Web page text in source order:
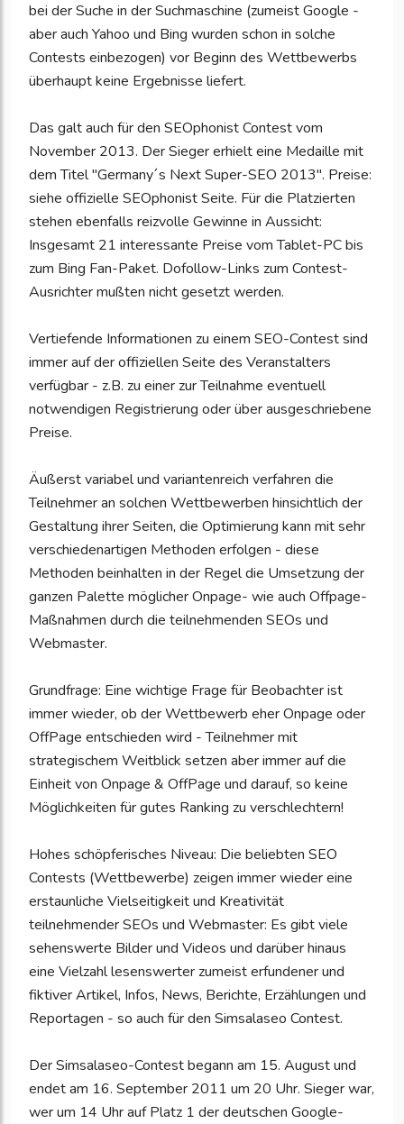
bei der Suche in der Suchmaschine (zumeist Google -
aber auch Yahoo und Bing wurden schon in solche
Contests einbezogen) vor Beginn des Wettbewerbs
überhaupt keine Ergebnisse liefert.
Das galt auch für den SEOphonist Contest vom
November 2013. Der Sieger erhielt eine Medaille mit
dem Titel "Germany´s Next Super-SEO 2013". Preise:
siehe offizielle SEOphonist Seite. Für die Platzierten
stehen ebenfalls reizvolle Gewinne in Aussicht:
Insgesamt 21 interessante Preise vom Tablet-PC bis
zum Bing Fan-Paket. Dofollow-Links zum Contest-
Ausrichter mußten nicht gesetzt werden.
Vertiefende Informationen zu einem SEO-Contest sind
immer auf der offiziellen Seite des Veranstalters
verfügbar - z.B. zu einer zur Teilnahme eventuell
notwendigen Registrierung oder über ausgeschriebene
Preise.
Äußerst variabel und variantenreich verfahren die
Teilnehmer an solchen Wettbewerben hinsichtlich der
Gestaltung ihrer Seiten, die Optimierung kann mit sehr
verschiedenartigen Methoden erfolgen - diese
Methoden beinhalten in der Regel die Umsetzung der
ganzen Palette möglicher Onpage- wie auch Offpage-
Maßnahmen durch die teilnehmenden SEOs und
Webmaster.
Grundfrage: Eine wichtige Frage für Beobachter ist
immer wieder, ob der Wettbewerb eher Onpage oder
OffPage entschieden wird - Teilnehmer mit
strategischem Weitblick setzen aber immer auf die
Einheit von Onpage & OffPage und darauf, so keine
Möglichkeiten für gutes Ranking zu verschlechtern!
Hohes schöpferisches Niveau: Die beliebten SEO
Contests (Wettbewerbe) zeigen immer wieder eine
erstaunliche Vielseitigkeit und Kreativität
teilnehmender SEOs und Webmaster: Es gibt viele
sehenswerte Bilder und Videos und darüber hinaus
eine Vielzahl lesenswerter zumeist erfundener und
fiktiver Artikel, Infos, News, Berichte, Erzählungen und
Reportagen - so auch für den Simsalaseo Contest.
Der Simsalaseo-Contest begann am 15. August und
endet am 16. September 2011 um 20 Uhr. Sieger war,
wer um 14 Uhr auf Platz 1 der deutschen Google-